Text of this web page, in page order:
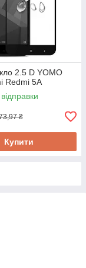
2.5 D YOMO
Redmi 5A
₴
Купити